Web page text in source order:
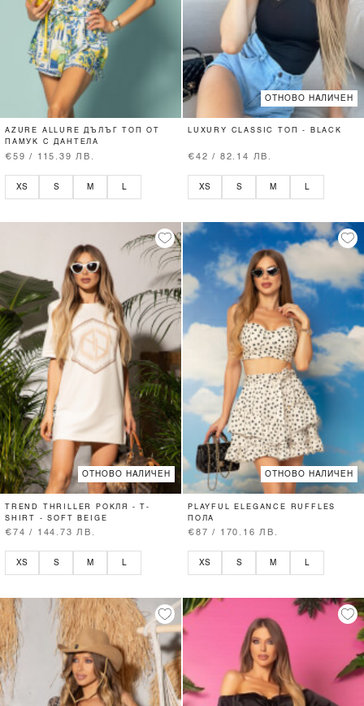
AZURE ALLURE ДЪЛЪГ ТОП ОТ
ПАМУК С ДАНТЕЛА
€59 / 115.39 ЛВ.
XS S M
ОТНОВО НАЛИЧЕН
LUXURY CLASSIC ТОП - BLACK
€42 / 82.14 ЛВ.
XS S M
ОТНОВО НАЛИЧЕН
TREND THRILLER РОКЛЯ - T-
SHIRT - SOFT BEIGE
€74 / 144.73 ЛВ.
XS S M L
ОТНОВО НАЛИЧЕН
PLAYFUL ELEGANCE RUFFLES
ПОЛА
€87 / 170.16 ЛВ.
XS S M L